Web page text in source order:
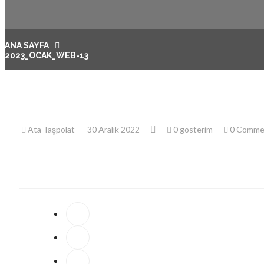
ANA SAYFA
2023_OCAK_WEB-13
Ata Taşpolat 30 Aralık 2022 0 gösterim 0